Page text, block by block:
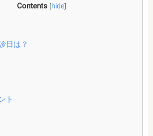
Contents [hide]
日は？
ト